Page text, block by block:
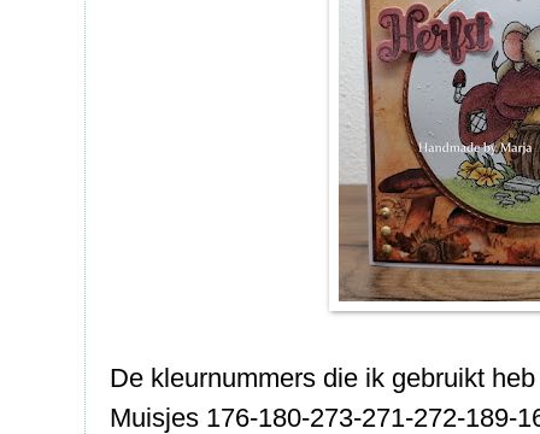
De kleurnummers die ik gebruikt
Muisjes 176-180-273-271-272-189-